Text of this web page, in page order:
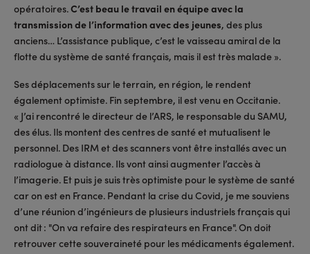
opératoires.C’est beau le travail en équipe avec la
transmission de l’information avec des jeunes, des plus
anciens… L’assistance publique, c’est le vaisseau amiral de la
flotte du système de santé français, mais il est très malade ».
Ses déplacements sur le terrain, en région, le rendent
également optimiste. Fin septembre, il est venu en Occitanie.
« J’ai rencontré le directeur de l’ARS, le responsable du SAMU,
des élus. Ils montent des centres de santé et mutualisent le
personnel. Des IRM et des scanners vont être installés avec un
radiologue à distance. Ils vont ainsi augmenter l’accès à
l’imagerie. Et puis je suis très optimiste pour le système de santé
car on est en France. Pendant la crise du Covid, je me souviens
d’une réunion d’ingénieurs de plusieurs industriels français qui
ont dit : "On va refaire des respirateurs en France". On doit
retrouver cette souveraineté pour les médicaments également.